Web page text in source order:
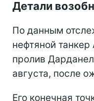
Детали
По данным
нефтяной
пролив
августа, после
Его конечная